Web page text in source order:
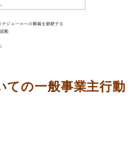
ての一般事業主行動